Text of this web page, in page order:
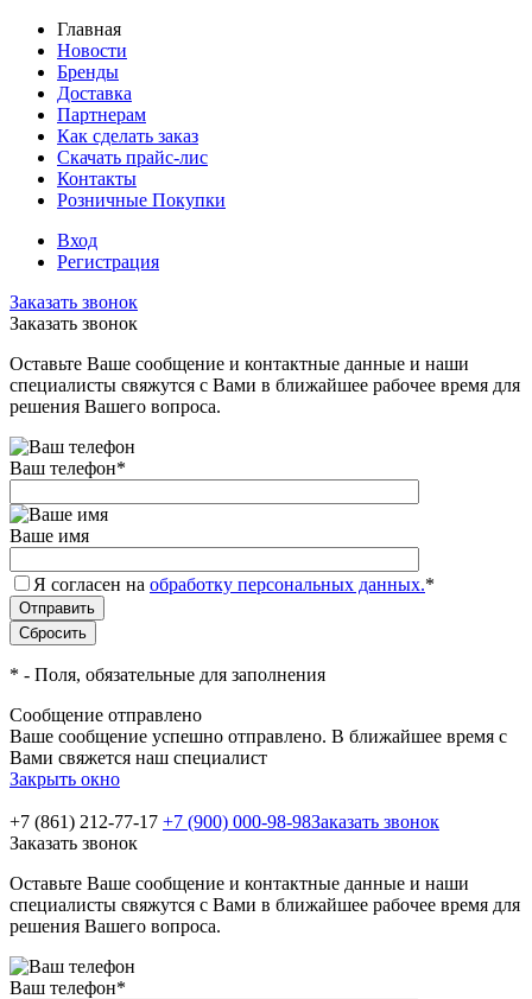
Главная
Новости
Бренды
Доставка
Партнерам
Как сделать заказ
Скачать прайс-лис
Контакты
Розничные Покупки
Вход
Регистрация
Заказать звонок
Заказать звонок
Оставьте Ваше сообщение и контактные данные и наши
специалисты свяжутся с Вами в ближайшее рабочее время для
решения Вашего вопроса.
Ваш телефон*
Ваше имя
Я согласен на обработку персональных данных.*
* - Поля, обязательные для заполнения
Сообщение отправлено
Ваше сообщение успешно отправлено. В ближайшее время с
Вами свяжется наш специалист
Закрыть окно
+7 (861) 212-77-17 +7 (900) 000-98-98Заказать звонок
Заказать звонок
Оставьте Ваше сообщение и контактные данные и наши
специалисты свяжутся с Вами в ближайшее рабочее время для
решения Вашего вопроса.
Ваш телефон*